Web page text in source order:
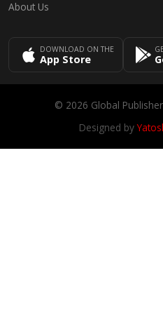
About Us
DOWNLOAD ON THE
App Store
© 2026 Global
Designed by